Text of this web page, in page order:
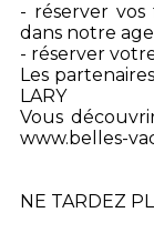
- réserver
dans notre
- réserver
Les
LARY
Vous
www.belles-
NE TARDEZ